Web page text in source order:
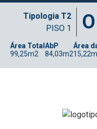
Tipologia T2
PISO 1
O
Área Total
99,25m2
AbP
84,03m2
Área